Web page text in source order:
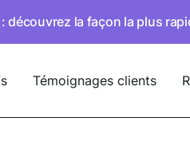
: découvrez la façon la plus
Témoignages clients